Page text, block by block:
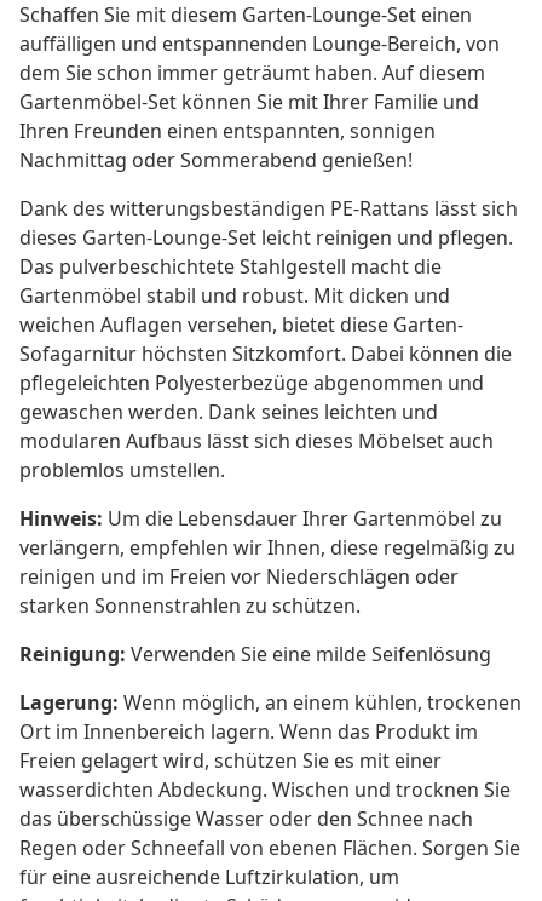
Schaffen Sie mit diesem Garten-Lounge-Set einen
auffälligen und entspannenden Lounge-Bereich, von
dem Sie schon immer geträumt haben. Auf diesem
Gartenmöbel-Set können Sie mit Ihrer Familie und
Ihren Freunden einen entspannten, sonnigen
Nachmittag oder Sommerabend genießen!
Dank des witterungsbeständigen PE-Rattans lässt sich
dieses Garten-Lounge-Set leicht reinigen und pflegen.
Das pulverbeschichtete Stahlgestell macht die
Gartenmöbel stabil und robust. Mit dicken und
weichen Auflagen versehen, bietet diese Garten-
Sofagarnitur höchsten Sitzkomfort. Dabei können die
pflegeleichten Polyesterbezüge abgenommen und
gewaschen werden. Dank seines leichten und
modularen Aufbaus lässt sich dieses Möbelset auch
problemlos umstellen.
Hinweis: Um die Lebensdauer Ihrer Gartenmöbel zu
verlängern, empfehlen wir Ihnen, diese regelmäßig zu
reinigen und im Freien vor Niederschlägen oder
starken Sonnenstrahlen zu schützen.
Reinigung: Verwenden Sie eine milde Seifenlösung
Lagerung: Wenn möglich, an einem kühlen, trockenen
Ort im Innenbereich lagern. Wenn das Produkt im
Freien gelagert wird, schützen Sie es mit einer
wasserdichten Abdeckung. Wischen und trocknen Sie
das überschüssige Wasser oder den Schnee nach
Regen oder Schneefall von ebenen Flächen. Sorgen Sie
für eine ausreichende Luftzirkulation, um